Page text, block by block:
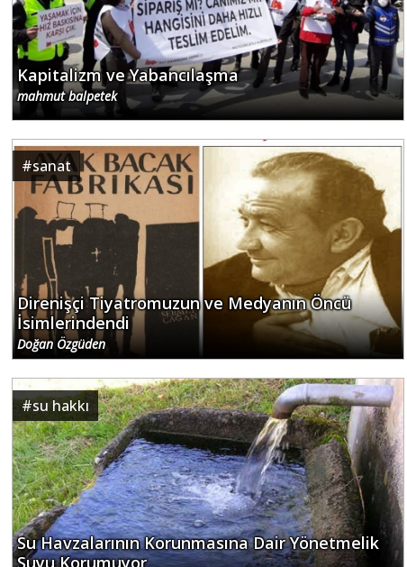
Kapitalizm ve Yabancılaşma
mahmut balpetek
#sanat
Direnişçi Tiyatromuzun ve Medyanın Öncü
İsimlerindendi
Doğan Özgüden
#su hakkı
Su Havzalarının Korunmasına Dair Yönetmelik